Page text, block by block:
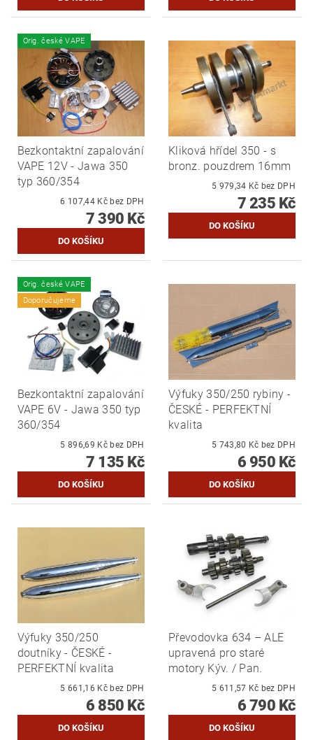
Orig. české VAPE
Bezkontaktní zapalování
VAPE 12V - Jawa 350
typ 360/354
6 107,44 Kč bez DPH
7 390 Kč
Kliková hřídel 350 - s
bronz. pouzdrem 16mm
5 979,34 Kč bez DPH
7 235 Kč
Orig. české VAPE
Doporučujeme
Bezkontaktní zapalování
VAPE 6V - Jawa 350 typ
360/354
5 896,69 Kč bez DPH
7 135 Kč
Výfuky 350/250 rybiny -
ČESKÉ - PERFEKTNÍ
kvalita
5 743,80 Kč bez DPH
6 950 Kč
Výfuky 350/250
doutníky - ČESKÉ -
PERFEKTNÍ kvalita
5 661,16 Kč bez DPH
6 850 Kč
Převodovka 634 – ALE
upravená pro staré
motory Kýv. / Pan.
5 611,57 Kč bez DPH
6 790 Kč